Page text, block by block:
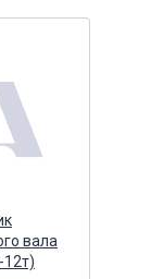
вала
12т)